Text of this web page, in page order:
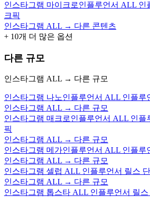
인스타그램 마이크로인플루언서 ALL 인
크픽
인스타그램 ALL → 다른 콘텐츠
+ 10개 더 많은 옵션
다른 규모
인스타그램 ALL → 다른 규모
인스타그램 나노인플루언서 ALL 인플루
인스타그램 ALL → 다른 규모
인스타그램 매크로인플루언서 ALL 인플
픽
인스타그램 ALL → 다른 규모
인스타그램 메가인플루언서 ALL 인플루
인스타그램 ALL → 다른 규모
인스타그램 셀럽 ALL 인플루언서 릴스
인스타그램 ALL → 다른 규모
인스타그램 톱스타 ALL 인플루언서 릴스